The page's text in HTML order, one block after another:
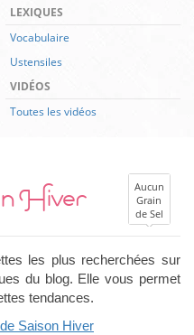
LEXIQUES
Vocabulaire
Ustensiles
VIDÉOS
Toutes les vidéos
Hiver
Aucun
Grain
de Sel
les plus recherchées sur
du blog. Elle vous permet
tendances.
Saison Hiver